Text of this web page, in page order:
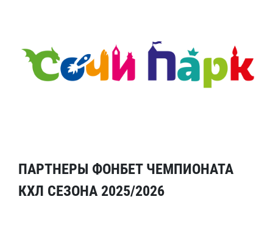
ПАРТНЕРЫ ФОНБЕТ ЧЕМПИОНАТА
КХЛ СЕЗОНА 2025/2026